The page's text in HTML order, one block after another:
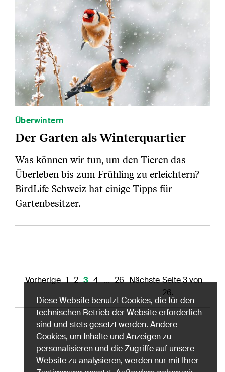
Überwintern
Der Garten als Winterquartier
Was können wir tun, um den Tieren das
Überleben bis zum Frühling zu erleichtern?
BirdLife Schweiz hat einige Tipps für
Gartenbesitzer.
Seite 3 von
26.
Vorherige 1 2 3 4 … 26 Nächste
Diese Website benutzt Cookies, die für den
technischen Betrieb der Website erforderlich
sind und stets gesetzt werden. Andere
Cookies, um Inhalte und Anzeigen zu
personalisieren und die Zugriffe auf unsere
Website zu analysieren, werden nur mit Ihrer